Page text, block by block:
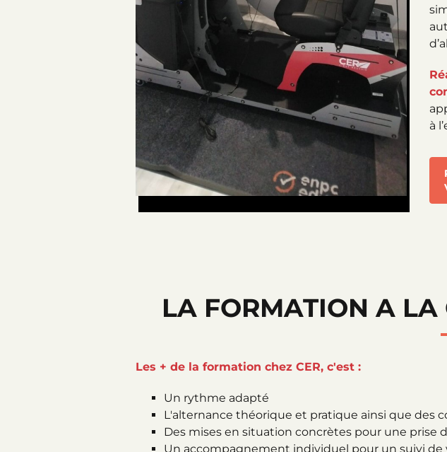
à
LA FORMATION A LA
Les + de la formation chez CER, c'est :
Un rythme adapté
L'alternance théorique et pratique ainsi que des
Des mises en situation concrètes pour une prise
Un accompagnement individuel pour un suivi de